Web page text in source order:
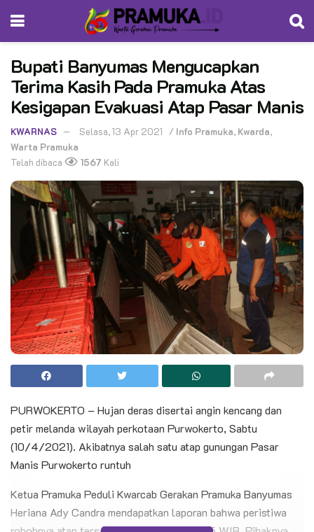
Bupati Banyumas Mengucapkan
Terima Kasih Pada Pramuka Atas
Kesigapan Evakuasi Atap Pasar Manis
KWARNAS Selasa, 13 Apr 2021 / Info Pramuka, Kwarda,
Warta Pramuka
Telah dibaca
1567 Kali
PURWOKERTO – Hujan deras disertai angin kencang dan
petir melanda wilayah perkotaan Purwokerto, Sabtu
(10/4/2021). Akibatnya salah satu atap gunungan Pasar
Manis Purwokerto runtuh
Ketua Pramuka Peduli Kwarcab Gerakan Pramuka Banyumas
Heriana Ady Candra mendapatkan laporan bahwa peristiwa